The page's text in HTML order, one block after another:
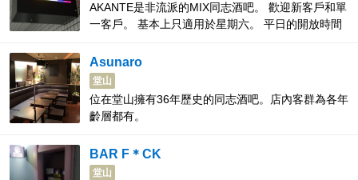
AKANTE是非流派的MIX同志酒吧。 歡迎新客戶和單
一客戶。 基本上只適用於星期六。 平日的開放時間
胃菜，但提供燒烤咖哩和煎蛋捲（需要額外收費）等
美食菜單。 將提供雞尾酒，軟飲料和烈酒，包括非
酒精飲料。 可用PayPay付款。
Asunaro
堂山
位在堂山擁有36年歷史的同志酒吧。店內客群為各年
齡層都有。
BAR F＊CK
堂山